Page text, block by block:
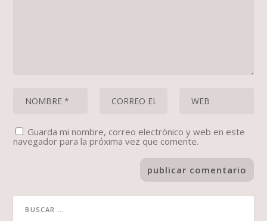
Guarda mi nombre, correo electrónico y web en este
navegador para la próxima vez que comente.